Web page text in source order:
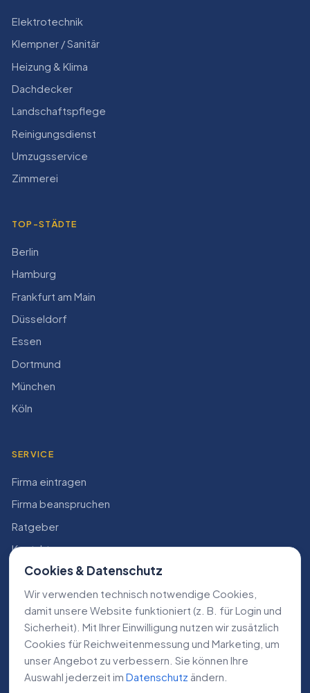
Elektrotechnik
Klempner / Sanitär
Heizung & Klima
Dachdecker
Landschaftspflege
Reinigungsdienst
Umzugsservice
Zimmerei
TOP-STÄDTE
Berlin
Hamburg
Frankfurt am Main
Düsseldorf
Essen
Dortmund
München
Köln
SERVICE
Firma eintragen
Firma beanspruchen
Ratgeber
Kontakt
Konto
RECHTLICHES
Impressum
Datenschutz
AGB
Cookies & Datenschutz
Wir verwenden technisch notwendige Cookies,
damit unsere Website funktioniert (z. B. für Login und
Sicherheit). Mit Ihrer Einwilligung nutzen wir zusätzlich
Cookies für Reichweiten­messung und Marketing, um
unser Angebot zu verbessern. Sie können Ihre
Auswahl jederzeit im Datenschutz ändern.